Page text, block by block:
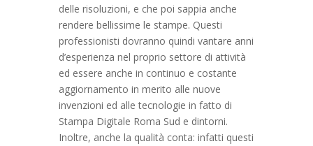
delle risoluzioni, e che poi sappia anche
rendere bellissime le stampe. Questi
professionisti dovranno quindi vantare anni
d’esperienza nel proprio settore di attività
ed essere anche in continuo e costante
aggiornamento in merito alle nuove
invenzioni ed alle tecnologie in fatto di
Stampa Digitale Roma Sud e dintorni.
Inoltre, anche la qualità conta: infatti questi